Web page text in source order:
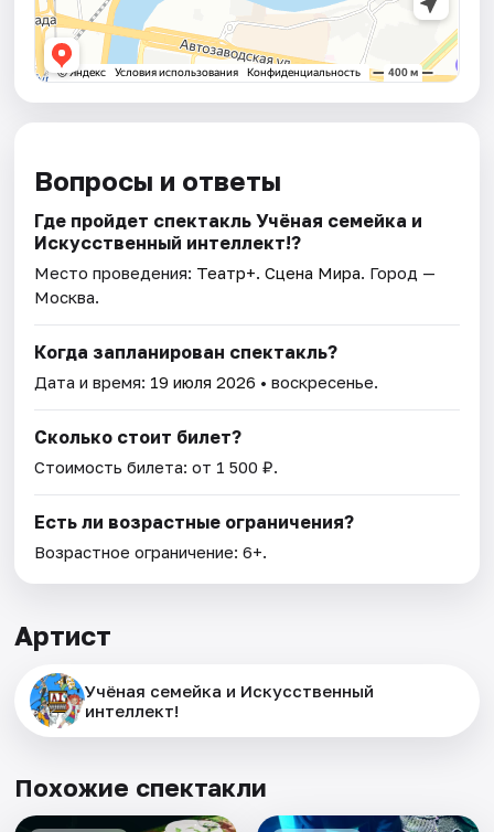
Вопросы и ответы
Где пройдет спектакль Учёная семейка и
Искусственный интеллект!?
Место проведения: Театр+. Сцена Мира. Город —
Москва.
Когда запланирован спектакль?
Дата и время: 19 июля 2026 • воскресенье.
Сколько стоит билет?
Стоимость билета: от 1 500 ₽.
Есть ли возрастные ограничения?
Возрастное ограничение: 6+.
Артист
Учёная семейка и Искусственный
интеллект!
Похожие спектакли